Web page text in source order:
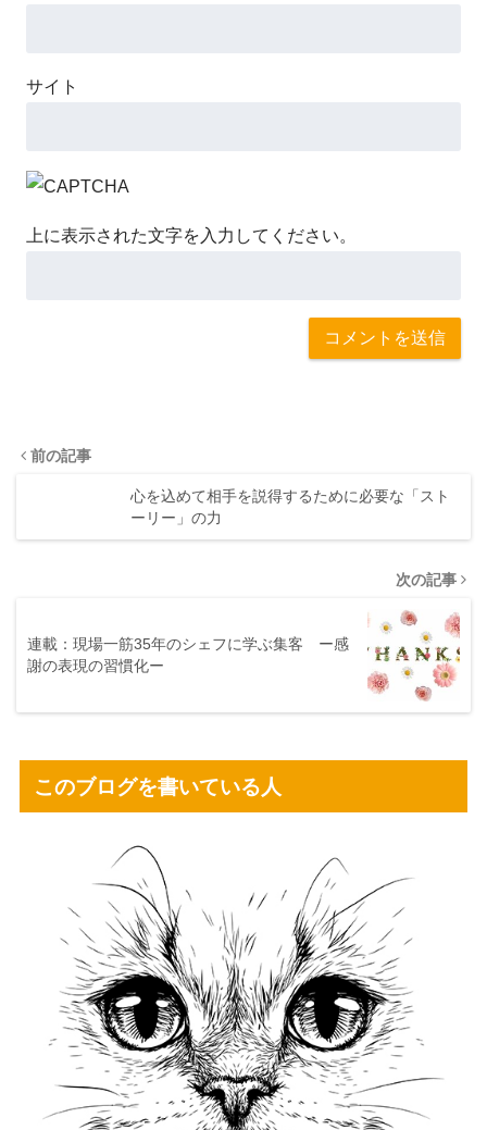
サイト
上に表示された文字を入力してください。
前の記事
心を込めて相手を説得するために必要な「スト
ーリー」の力
次の記事
連載：現場一筋35年のシェフに学ぶ集客 ー感
謝の表現の習慣化ー
このブログを書いている人